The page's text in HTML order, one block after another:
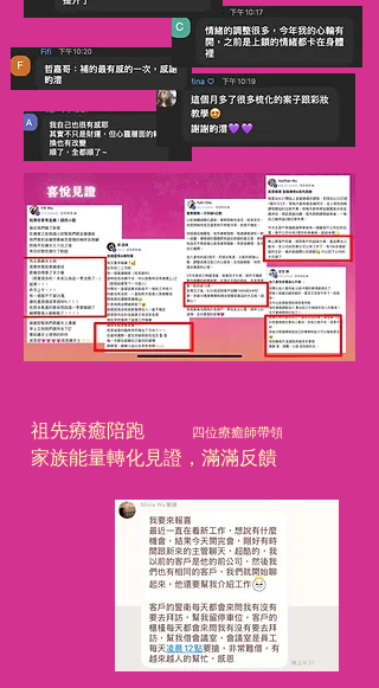
祖先療癒陪跑 ​四位療癒師帶領
家族能量轉化見證，滿滿反饋